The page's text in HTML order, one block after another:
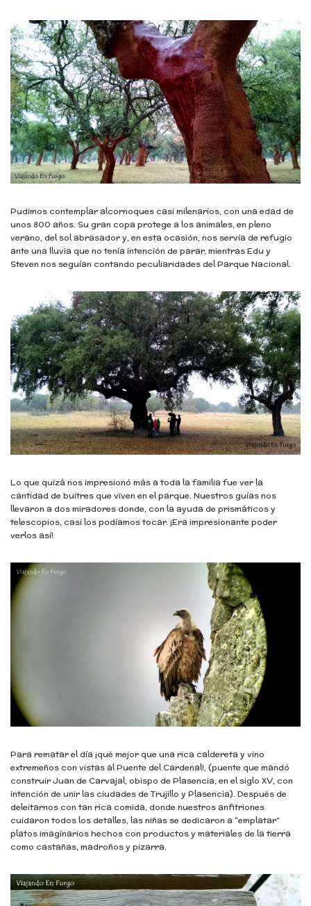
Pudimos contemplar alcornoques casi milenarios, con una edad de
unos 800 años. Su gran copa protege a los animales, en pleno
verano, del sol abrasador y, en esta ocasión, nos servía de refugio
ante una lluvia que no tenía intención de parar, mientras Edu y
Steven nos seguían contando peculiaridades del Parque Nacional.
Lo que quizá nos impresionó más a toda la familia fue ver la
cantidad de buitres que viven en el parque. Nuestros guías nos
llevaron a dos miradores donde, con la ayuda de prismáticos y
telescopios, casi los podíamos tocar. ¡Era impresionante poder
verlos así!
Para rematar el día ¡qué mejor que una rica caldereta y vino
extremeños con vistas al Puente del Cardenal!, (puente que mandó
construir Juan de Carvajal, obispo de Plasencia, en el siglo XV, con
intención de unir las ciudades de Trujillo y Plasencia). Después de
deleitarnos con tan rica comida, donde nuestros anfitriones
cuidaron todos los detalles, las niñas se dedicaron a “emplatar”
platos imaginarios hechos con productos y materiales de la tierra
como castañas, madroños y pizarra.